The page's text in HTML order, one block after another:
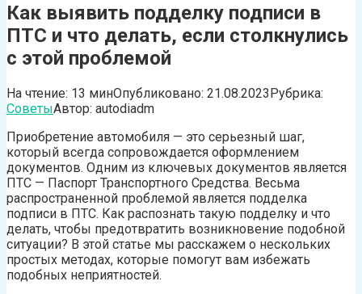
Как выявить подделку подписи в
ПТС и что делать, если столкнулись
с этой проблемой
На чтение: 13 минОпубликовано: 21.08.2023Рубрика:
СоветыАвтор: autodiadm
Приобретение автомобиля — это серьезный шаг,
который всегда сопровождается оформлением
документов. Одним из ключевых документов является
ПТС — Паспорт Транспортного Средства. Весьма
распространенной проблемой является подделка
подписи в ПТС. Как распознать такую подделку и что
делать, чтобы предотвратить возникновение подобной
ситуации? В этой статье мы расскажем о нескольких
простых методах, которые помогут вам избежать
подобных неприятностей.